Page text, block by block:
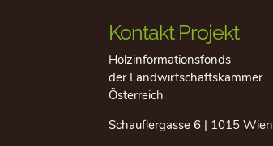
Kontakt Projekt
Holzinformationsfonds
der Landwirtschaftskammer
Österreich
Schauflergasse 6 | 1015 Wien